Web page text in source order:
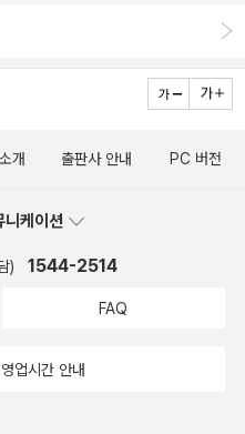
스 등 세계적인 리더와 기업
브레비티》를 활용하고 있다.
곳곳에서 보석처럼 빛난다. 저
의 등장으로
지 찾아내고 제대로 강조하여
로 새로운 시대가 요구하는
께라면 우리도 할 수 있다. 이
다. 이제 성공을 위해 당신만
는 없다. 하나하나 좋은 글이
먹기 좋게 썰어놓은 글인데도
더 독자의 눈과 마음을 짧은
정보가 전달돼야 한다. 중요
브레비티를 위한 여러 가지
전통적으로 글쓰기 책에서 강
되는 것이다. 재미난 책이다.
개 출판사 안내 PC 버전
케이션
) 1544-2514
FAQ
업시간 안내